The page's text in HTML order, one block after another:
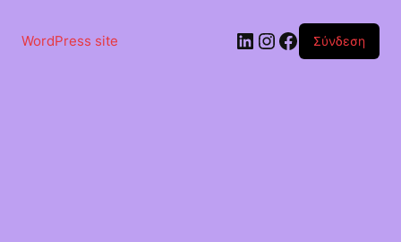
περιεχόμενο
WordPress site Linkedin
Instagram
Facebook
Σύνδεση